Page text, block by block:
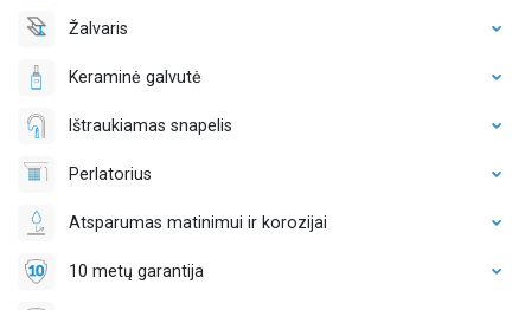
Žalvaris
Keraminė galvutė
Ištraukiamas snapelis
Perlatorius
Atsparumas matinimui ir korozijai
10 metų garantija